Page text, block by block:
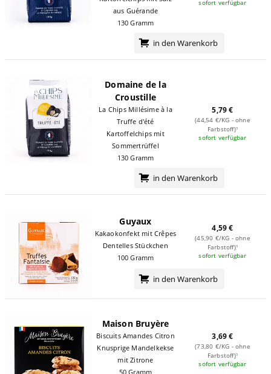
aus Guérande
130 Gramm
sofort verfügbar
in den Warenkorb
Domaine de la
Croustille
La Chips Millésime à la
Truffe d'été
Kartoffelchips mit
Sommertrüffel
130 Gramm
5,79 €
(44,54 €/KG - ohne
Farbstoff)¹
sofort verfügbar
in den Warenkorb
Guyaux
Kakaokonfekt mit Crêpes
Dentelles Stückchen
100 Gramm
4,59 €
(45,90 €/KG - ohne
Farbstoff)¹
sofort verfügbar
in den Warenkorb
Maison Bruyère
Biscuits Amandes Citron
Knusprige Mandelkekse
mit Zitrone
50 Gramm
3,69 €
(73,80 €/KG - ohne
Farbstoff)¹
sofort verfügbar